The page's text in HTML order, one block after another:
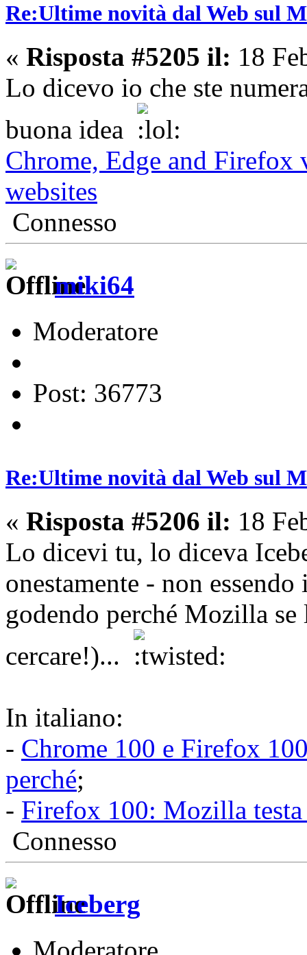
Re:Ultime novità dal Web sul
« Risposta #5205 il: 18
Lo dicevo io che ste
buona idea
Chrome, Edge and
websites
Connesso
miki64
Moderatore
Post: 36773
Re:Ultime novità dal Web sul
« Risposta #5206 il: 18
Lo dicevi tu, lo diceva
onestamente - non
godendo perché Mozilla se
cercare!)...
In italiano:
- Chrome 100 e Firefox
perché;
- Firefox 100: Mozilla
Connesso
Iceberg